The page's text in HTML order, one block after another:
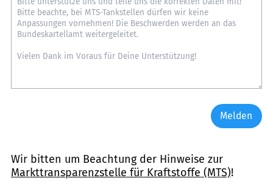
Melden
Wir bitten um Beachtung der Hinweise zur
Markttransparenzstelle für Kraftstoffe (MTS)!